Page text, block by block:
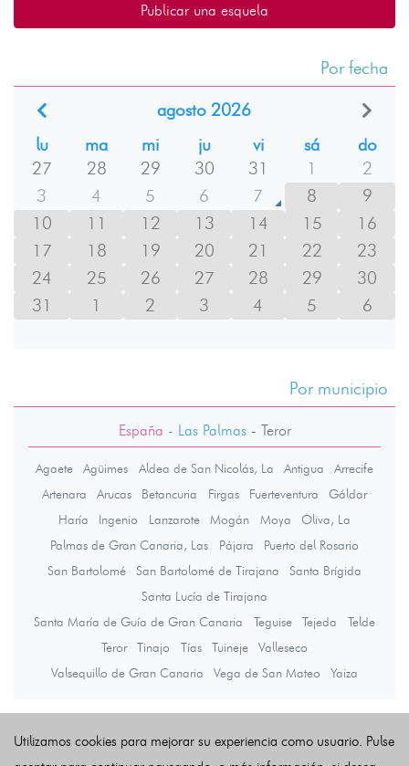
Publicar una esquela
Por fecha
agosto 2026
lu
ma mi ju vi sá
do
27
28 29 30 31 1
2
3
4 5 6 7 8
9
10
11 12 13 14 15
16
17
18 19 20 21 22
23
24
25 26 27 28 29
30
31
1 2 3 4 5 6
Por municipio
España - Las Palmas- Teror
Agaete Agüimes Aldea de San Nicolás, La Antigua
Arrecife
Artenara
Arucas Betancuria Firgas Fuerteventura
Gáldar
Haría
Ingenio Lanzarote Mogán Moya
Oliva, La
Palmas de Gran Canaria, Las
Pájara
Puerto del Rosario
San Bartolomé
San Bartolomé de Tirajana
Santa Brígida
Santa Lucía de Tirajana
Santa María de Guía de Gran Canaria
Teguise Tejeda
Telde
Teror
Tinajo Tías Tuineje
Valleseco
Valsequillo de Gran Canaria
Vega de San Mateo Yaiza
Últimas noticias
Utilizamos cookies para mejorar su experiencia como usuario. Pulse